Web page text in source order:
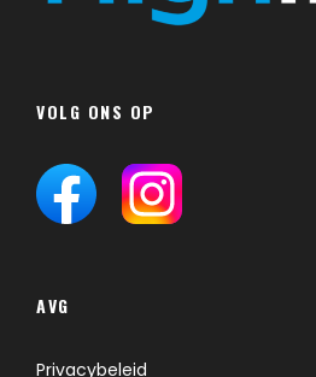
VOLG ONS OP
AVG
Privacybeleid